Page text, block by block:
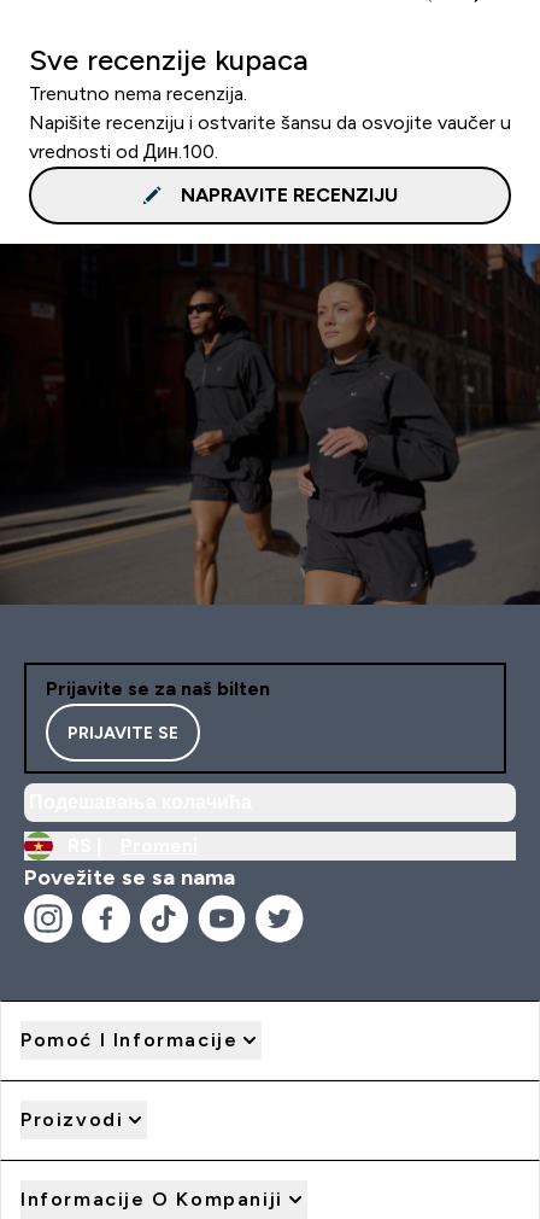
Sve recenzije kupaca
Trenutno nema recenzija.
Napišite recenziju i ostvarite šansu da osvojite vaučer u
vrednosti od Дин.100.
NAPRAVITE RECENZIJU
Prijavite se za naš bilten
PRIJAVITE SE
Povežite se sa nama
Pomoć I Informacije
Proizvodi
Informacije O Kompaniji